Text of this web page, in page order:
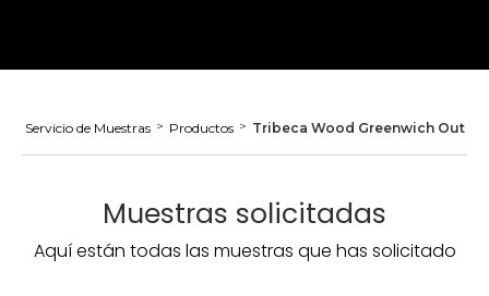
Servicio de Muestras > Productos > Tribeca Wood Greenwich Out
Muestras solicitadas
Aquí están todas las muestras que has solicitado